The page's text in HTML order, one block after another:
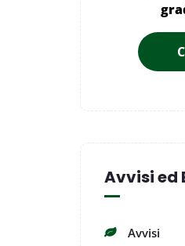
Avvisi ed
Avvisi